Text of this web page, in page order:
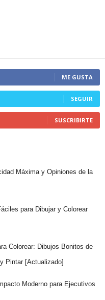
ME GUSTA
SEGUIR
SUSCRIBIRTE
Máxima y Opiniones de la
para Dibujar y Colorear
Colorear: Dibujos Bonitos de
Pintar [Actualizado]
Moderno para Ejecutivos